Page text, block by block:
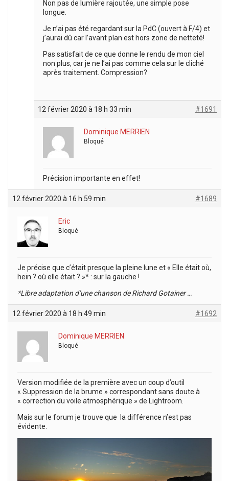
Non pas de lumière rajoutée, une simple pose
longue.
Je n’ai pas été regardant sur la PdC (ouvert à F/4) et
j’aurai dû car l’avant plan est hors zone de netteté!
Pas satisfait de ce que donne le rendu de mon ciel
non plus, car je ne l’ai pas comme cela sur le cliché
après traitement. Compression?
12 février 2020 à 18 h 33 min #1691
Dominique MERRIEN
Bloqué
Précision importante en effet!
12 février 2020 à 16 h 59 min #1689
Eric
Bloqué
Je précise que c’était presque la pleine lune et « Elle était où,
hein ? où elle était ? »* : sur la gauche !
*Libre adaptation d’une chanson de Richard Gotainer …
12 février 2020 à 18 h 49 min #1692
Dominique MERRIEN
Bloqué
Version modifiée de la première avec un coup d’outil
« Suppression de la brume » correspondant sans doute à
« correction du voile atmosphérique » de Lightroom.
Mais sur le forum je trouve que la différence n’est pas
évidente.